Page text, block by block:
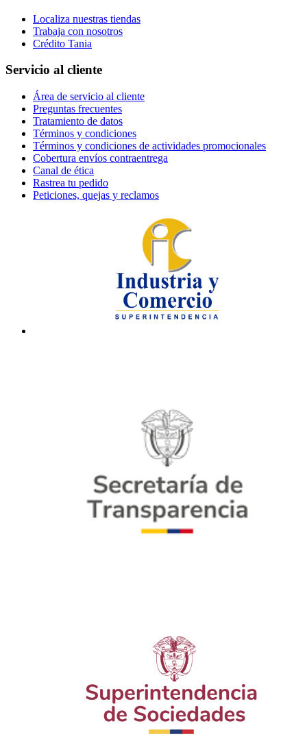
Localiza nuestras tiendas
Trabaja con nosotros
Crédito Tania
Servicio al cliente
Área de servicio al cliente
Preguntas frecuentes
Tratamiento de datos
Términos y condiciones
Términos y condiciones de actividades promocionales
Cobertura envíos contraentrega
Canal de ética
Rastrea tu pedido
Peticiones, quejas y reclamos